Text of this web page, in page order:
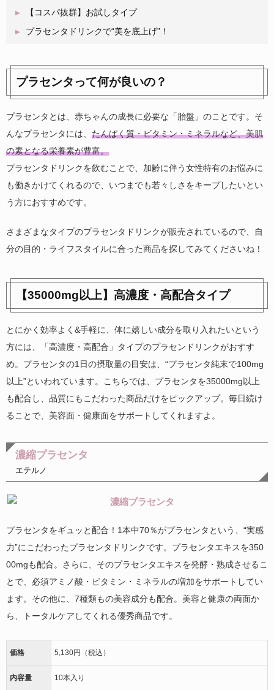
【コスパ抜群】お試しタイプ
プラセンタドリンクで“美を底上げ”！
プラセンタって何が良いの？
プラセンタとは、赤ちゃんの成長に必要な「胎盤」のことです。そ
んなプラセンタには、 たんぱく質・ビタミン・ミネラルなど、美肌
の素となる栄養素が豊富。
プラセンタドリンクを飲むことで、加齢に伴う女性特有のお悩みに
も働きかけてくれるので、いつまでも若々しさをキープしたいとい
う方におすすめです。
さまざまなタイプのプラセンタドリンクが販売されているので、自
分の目的・ライフスタイルに合った商品を探してみてくださいね！
【35000mg以上】高濃度・高配合タイプ
とにかく効率よく&手軽に、体に嬉しい成分を取り入れたいという
方には、「高濃度・高配合」タイプのプラセンドリンクがおすす
め。プラセンタの1日の摂取量の目安は、“プラセンタ純末で100mg
以上”といわれています。こちらでは、プラセンタを35000mg以上
も配合し、品質にもこだわった商品だけをピックアップ。毎日続け
ることで、美容面・健康面をサポートしてくれますよ。
濃縮プラセンタ
エテルノ
プラセンタをギュッと配合！1本中70％がプラセンタという、“実感
力”にこだわったプラセンタドリンクです。プラセンタエキスを350
00mgも配合。さらに、そのプラセンタエキスを発酵・熟成させるこ
とで、必須アミノ酸・ビタミン・ミネラルの増加をサポートしてい
ます。その他に、7種類もの美容成分も配合。美容と健康の両面か
ら、トータルケアしてくれる優秀商品です。
価格 5,130円（税込）
内容量 10本入り